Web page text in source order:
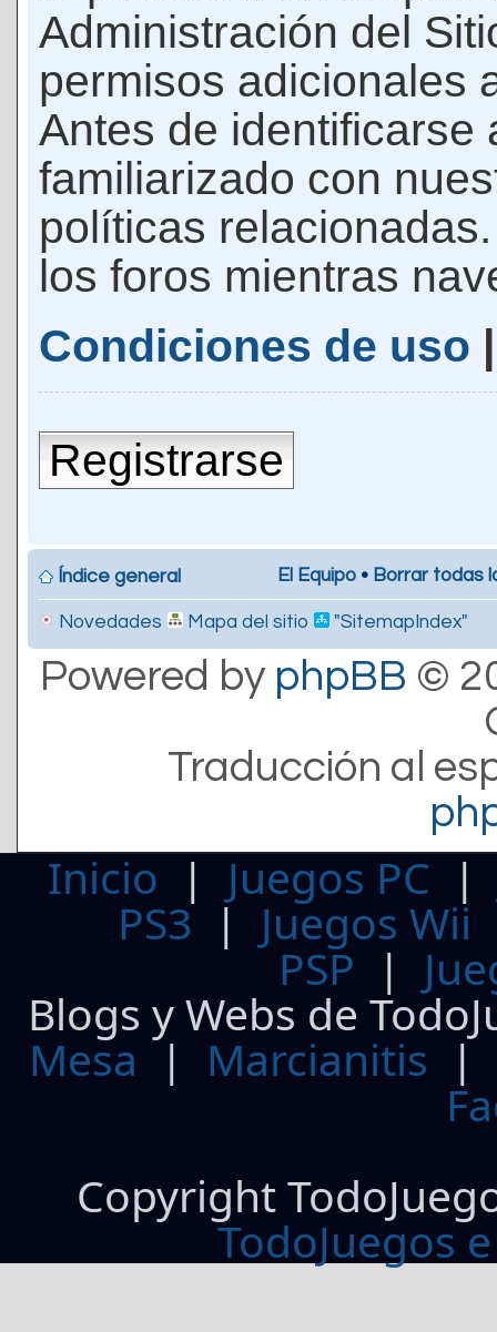
Administración del
permisos adicionales
Antes de identificarse
familiarizado con
políticas
los foros mientras
Condiciones de uso
Registrarse
Índice general El Equipo • Borrar todas
Novedades Mapa del sitio "SitemapIndex"
Powered by phpBB ©
Traducción al
Inicio | Juegos PC
PS3| Juegos Wii
PSP |
Blogs y Webs de
Mesa | Marcianitis |
Copyright
TodoJuegos